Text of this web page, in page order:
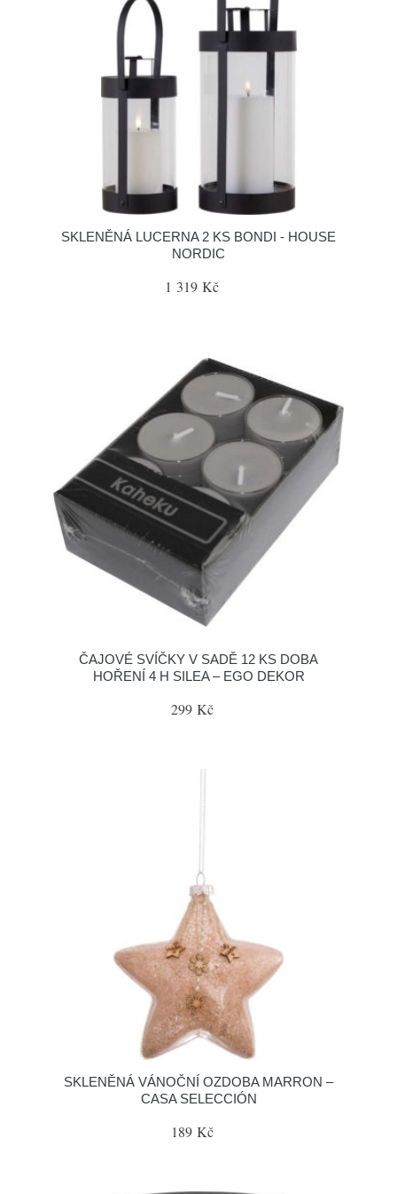
SKLENĚNÁ LUCERNA 2 KS BONDI - HOUSE
NORDIC
1 319 Kč
ČAJOVÉ SVÍČKY V SADĚ 12 KS DOBA
HOŘENÍ 4 H SILEA – EGO DEKOR
299 Kč
SKLENĚNÁ VÁNOČNÍ OZDOBA MARRON –
CASA SELECCIÓN
189 Kč